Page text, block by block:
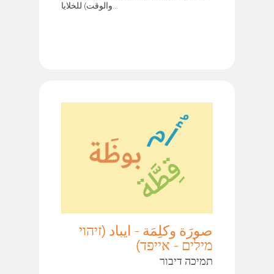
صورَة وكَلِمَة - ايباد (זיהוי
מילים - אייפד)
תמיכה דיבור